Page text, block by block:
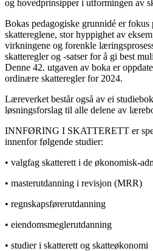
og hovedprinsipper i utformingen av
Bokas pedagogiske grunnidé er
skattereglene, stor hyppighet av
virkningene og forenkle
skatteregler og -satser for å gi best
Denne 42. utgaven av boka er
ordinære skatteregler for 2024.
Læreverket består også av ei
løsningsforslag til alle delene av
INNFØRING I SKATTERETT er
innenfor følgende studier:
• valgfag skatterett i de økonomisk-
• masterutdanning i revisjon (MRR)
• regnskapsførerutdanning
• eiendomsmeglerutdanning
• studier i skatterett og skatteøkonomi